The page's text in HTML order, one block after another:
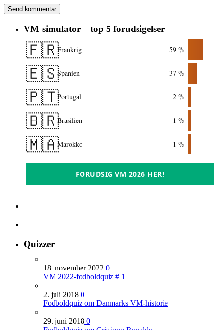
VM-simulator – top 5 forudsigelser
🇫🇷Frankrig 59 %
🇪🇸Spanien 37 %
🇵🇹Portugal 2 %
🇧🇷Brasilien 1 %
🇲🇦Marokko 1 %
FORUDSIG VM 2026 HER!
Quizzer
18. november 2022 0
VM 2022-fodboldquiz # 1
2. juli 2018 0
Fodboldquiz om Danmarks VM-historie
29. juni 2018 0